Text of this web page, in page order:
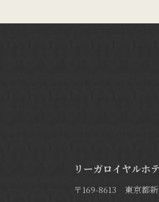
リーガロイヤルホ
〒169-8613 東京都新